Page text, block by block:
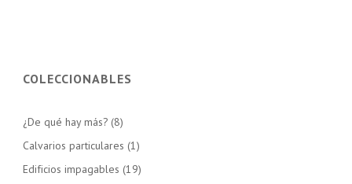
COLECCIONABLES
¿De qué hay más? (8)
Calvarios particulares (1)
Edificios impagables (19)